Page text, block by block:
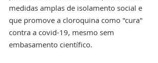
medidas amplas de isolamento social e
que promove a cloroquina como "cura"
contra a covid-19, mesmo sem
embasamento científico.